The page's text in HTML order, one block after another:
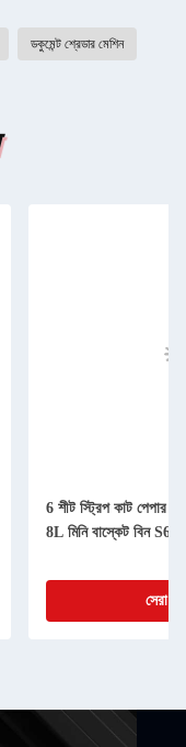
ডকুমেন্ট শ্রেডার মেশিন
6 শীট স্ট্রিপ কাট পেপার
8L মিনি বাস্কেট বিন
সেরা